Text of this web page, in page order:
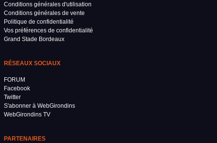
Conditions générales d'utilisation
Conditions générales de vente
Politique de confidentialité
Vos préférences de confidentialité
Grand Stade Bordeaux
RÉSEAUX SOCIAUX
FORUM
Facebook
Twitter
S'abonner à WebGirondins
WebGirondins TV
PARTENAIRES